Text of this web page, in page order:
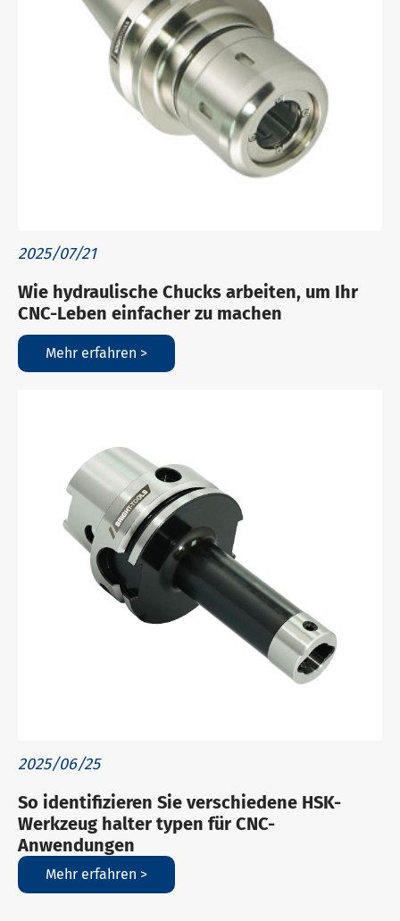
2025/07/21
Wie hydraulische Chucks arbeiten, um Ihr
CNC-Leben einfacher zu machen
Mehr erfahren >
2025/06/25
So identifizieren Sie verschiedene HSK-
Werkzeug halter typen für CNC-
Anwendungen
Mehr erfahren >